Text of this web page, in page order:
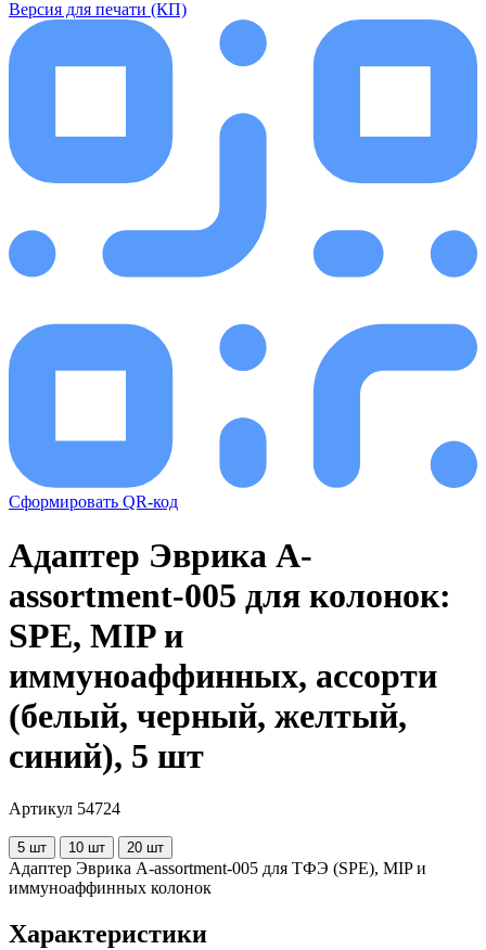
Версия для печати (КП)
Сформировать QR-код
Адаптер Эврика A-
assortment-005 для колонок:
SPE, MIP и
иммуноаффинных, ассорти
(белый, черный, желтый,
синий), 5 шт
Артикул 54724
5 шт 10 шт 20 шт
Адаптер Эврика A-assortment-005 для ТФЭ (SPE), MIP и
иммуноаффинных колонок
Характеристики